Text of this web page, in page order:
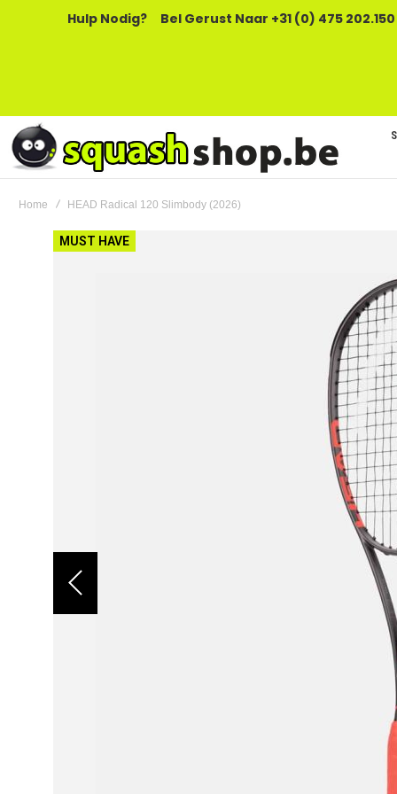
Hulp Nodig? Bel Gerust Naar +31 (0) 475
Home HEAD Radical 120 Slimbody (2026)
Ga
naar
MUST HAVE